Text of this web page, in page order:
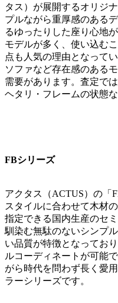
タス）が展開するオリジ
プルながら重厚感のある
るゆったりした座り心地
モデルが多く、使い込む
点も人気の理由となって
ソファなど存在感のある
需要があります。査定で
ヘタリ・フレームの状態
FBシリーズ
アクタス（ACTUS）の「
スタイルに合わせて木材
指定できる国内生産のセ
馴染む無駄のないシンプ
い品質が特徴となってお
ルコーディネートが可能
がら時代を問わず長く愛
ラーシリーズです。